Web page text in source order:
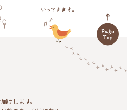
けします。